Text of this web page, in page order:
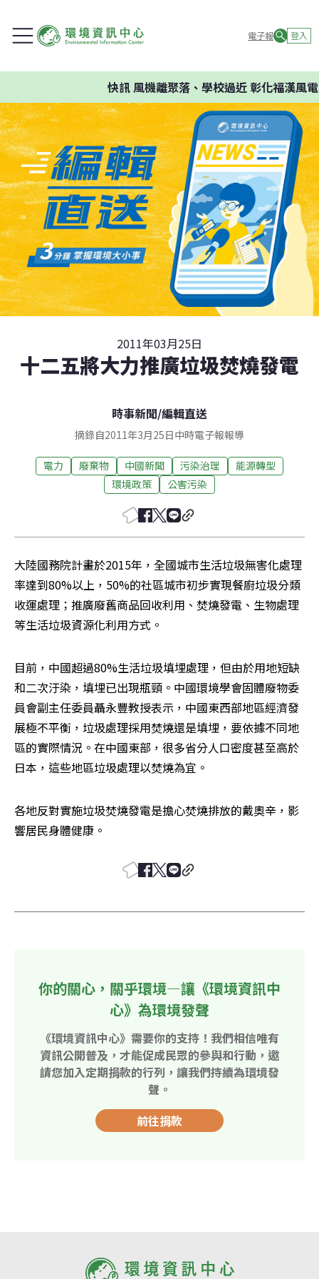
電子報 登入
快訊風機離聚落、學校過近 彰化福漢風電
2011年03月25日
十二五將大力推廣垃圾焚燒發電
時事新聞/編輯直送
摘錄自2011年3月25日中時電子報報導
電力 廢棄物 中國新聞 污染治理
能源轉型
環境政策
公害污染
大陸國務院計畫於2015年，全國城市生活垃圾無害化處理
率達到80%以上，50%的社區城市初步實現餐廚垃圾分類
收運處理；推廣廢舊商品回收利用、焚燒發電、生物處理
等生活垃圾資源化利用方式。
目前，中國超過80%生活垃圾填埋處理，但由於用地短缺
和二次汙染，填埋已出現瓶頸。中國環境學會固體廢物委
員會副主任委員聶永豐教授表示，中國東西部地區經濟發
展極不平衡，垃圾處理採用焚燒還是填埋，要依據不同地
區的實際情況。在中國東部，很多省分人口密度甚至高於
日本，這些地區垃圾處理以焚燒為宜。
各地反對實施垃圾焚燒發電是擔心焚燒排放的戴奧辛，影
響居民身體健康。
你的關心，關乎環境—讓《環境資訊中
心》為環境發聲
《環境資訊中心》需要你的支持！我們相信唯有
資訊公開普及，才能促成民眾的參與和行動，邀
請您加入定期捐款的行列，讓我們持續為環境發
聲。
前往捐款